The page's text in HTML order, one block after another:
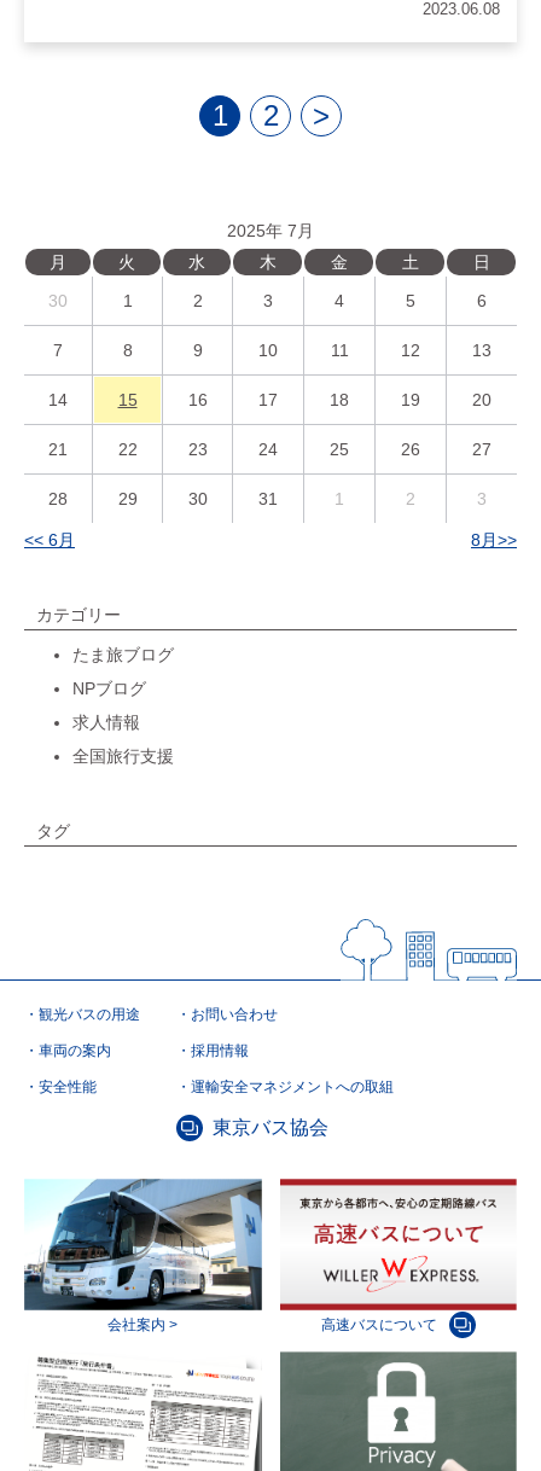
2023.06.08
1 2 >
2025年 7月
月
火 水 木 金 土
日
30
1 2 3 4 5 6
7 8 9 10 11 12 13
14 15 16 17 18 19 20
21 22 23 24 25 26 27
28 29 30 31 1 2 3
<< 6月 8月>>
カテゴリー
たま旅ブログ
NPブログ
求人情報
全国旅行支援
タグ
観光バスの用途
車両の案内
安全性能
お問い合わせ
採用情報
運輸安全マネジメントへの取組
東京バス協会
会社案内 > 高速バスについて